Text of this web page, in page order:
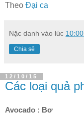
Theo Đại ca
Nặc danh vào lúc 10:00
Chia sẻ
12/10/15
Các loại quả
Avocado : Bơ